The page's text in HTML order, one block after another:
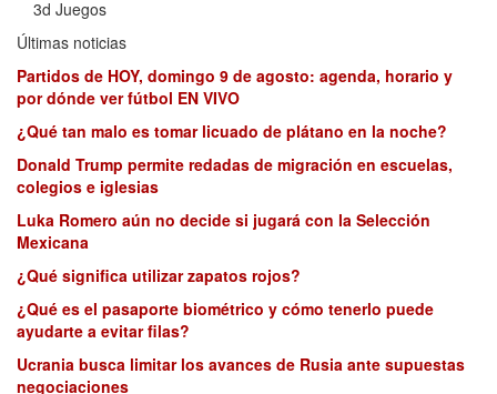
3d Juegos
Últimas noticias
Partidos de HOY, domingo 9 de agosto: agenda, horario y
por dónde ver fútbol EN VIVO
¿Qué tan malo es tomar licuado de plátano en la noche?
Donald Trump permite redadas de migración en escuelas,
colegios e iglesias
Luka Romero aún no decide si jugará con la Selección
Mexicana
¿Qué significa utilizar zapatos rojos?
¿Qué es el pasaporte biométrico y cómo tenerlo puede
ayudarte a evitar filas?
Ucrania busca limitar los avances de Rusia ante supuestas
negociaciones